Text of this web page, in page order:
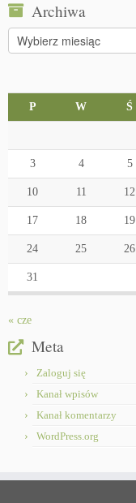
Archiwa
Archiwa
P W Ś
3 4 5
10 11 12
17 18 19
24 25 26
31
« cze
Meta
Zaloguj się
Kanał wpisów
Kanał komentarzy
WordPress.org